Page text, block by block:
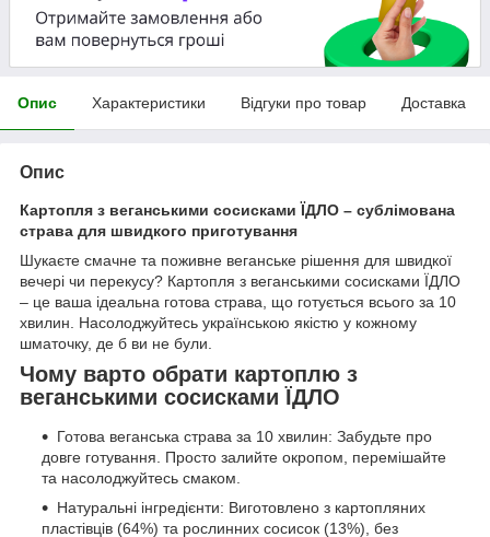
Опис Характеристики Відгуки про товар Доставка
Опис
Картопля з веганськими сосисками ЇДЛО – сублімована
страва для швидкого приготування
Шукаєте смачне та поживне веганське рішення для швидкої
вечері чи перекусу? Картопля з веганськими сосисками ЇДЛО
– це ваша ідеальна готова страва, що готується всього за 10
хвилин. Насолоджуйтесь українською якістю у кожному
шматочку, де б ви не були.
Чому варто обрати картоплю з
веганськими сосисками ЇДЛО
Готова веганська страва за 10 хвилин: Забудьте про
довге готування. Просто залийте окропом, перемішайте
та насолоджуйтесь смаком.
Натуральні інгредієнти: Виготовлено з картопляних
пластівців (64%) та рослинних сосисок (13%), без